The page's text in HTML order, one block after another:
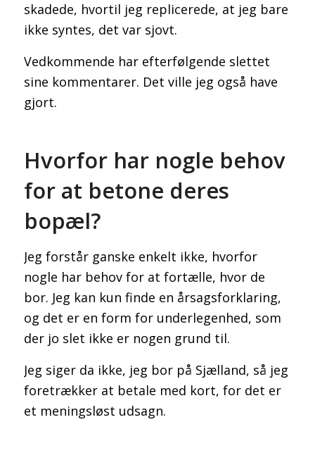
skadede, hvortil jeg replicerede, at jeg bare
ikke syntes, det var sjovt.
Vedkommende har efterfølgende slettet
sine kommentarer. Det ville jeg også have
gjort.
Hvorfor har nogle behov
for at betone deres
bopæl?
Jeg forstår ganske enkelt ikke, hvorfor
nogle har behov for at fortælle, hvor de
bor. Jeg kan kun finde en årsagsforklaring,
og det er en form for underlegenhed, som
der jo slet ikke er nogen grund til.
Jeg siger da ikke, jeg bor på Sjælland, så jeg
foretrækker at betale med kort, for det er
et meningsløst udsagn.